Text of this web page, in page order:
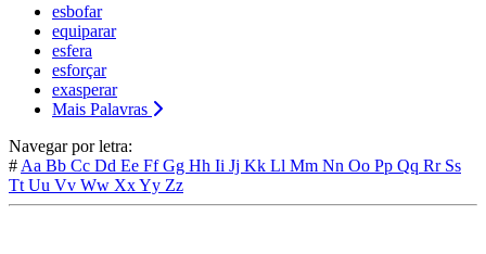
esbofar
equiparar
esfera
esforçar
exasperar
Mais Palavras
Navegar por letra:
# Aa Bb Cc Dd Ee FfGg Hh Ii Jj Kk Ll Mm Nn Oo Pp Qq Rr Ss
Tt Uu Vv Ww XxYy Zz